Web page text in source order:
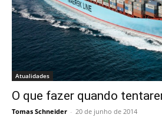
Atualidades
O que fazer quando
Tomas Schneider - 20 de junho de 2014